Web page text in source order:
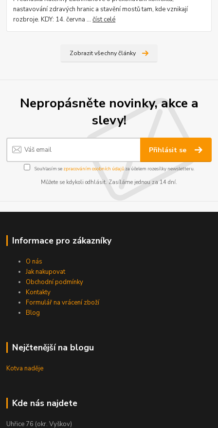
nastavování zdravých hranic a stavění mostů tam, kde vznikají
rozbroje. KDY: 14. června ...číst celé
Zobrazit všechny články
Nepropásněte novinky, akce a
slevy!
Přihlásit se
Souhlasím se zpracováním osobních údajůza účelem rozesílky newsletteru.
Můžete se kdykoli odhlásit. Zasíláme jednou za 14 dní.
Informace pro zákazníky
O nás
Jak nakupovat
Obchodní podmínky
Kontakty
Formulář na vrácení zboží
Blog
Nejčtenější na blogu
Kotva naděje
Kde nás najdete
Uhřice 76 (okr. Vyškov)